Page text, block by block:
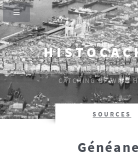
SI CEUX-CI SE TAISENT, LES
CATCHING UP WITH
SOURCES